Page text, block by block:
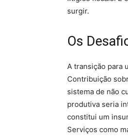
surgir.
Os
A transição para
Contribuição
sistema de não
produtiva seria
constitui um
Serviços como